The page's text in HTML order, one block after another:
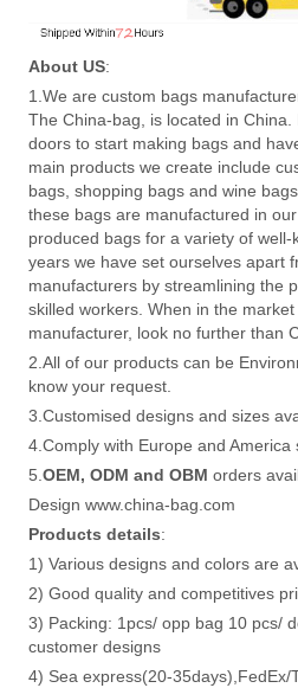
About US:
1.We are custom bags
The China-bag, is located in
doors to start making bags and
main products we create include
bags, shopping bags and wine
these bags are manufactured in
produced bags for a variety of
years we have set ourselves apart
manufacturers by streamlining the
skilled workers. When in the
manufacturer, look no further than
2.All of our products can be
know your request.
3.Customised designs and sizes
4.Comply with Europe and America
5. OEM, ODM and OBM orders
Design www.china-bag.com
Products details:
1) Various designs and colors are
2) Good quality and competitives
3) Packing: 1pcs/ opp bag 10 pcs/
customer designs
4) Sea express(20-